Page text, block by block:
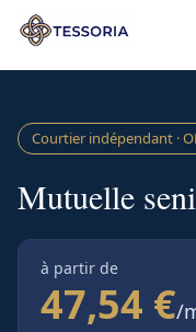
Aller au contenu
Courtier indépendant ·
Mutuelle
à partir de
47,54 €/